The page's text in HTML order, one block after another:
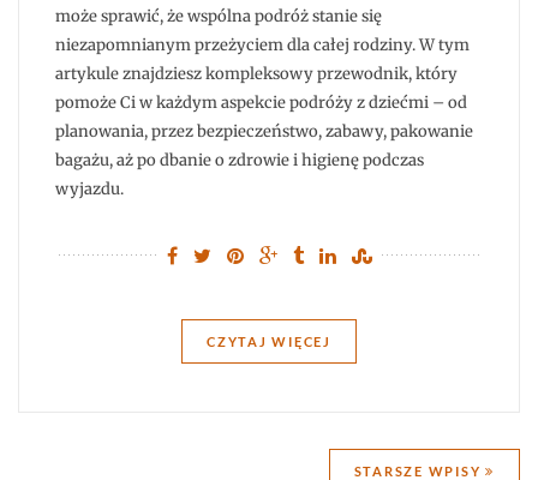
może sprawić, że wspólna podróż stanie się
niezapomnianym przeżyciem dla całej rodziny. W tym
artykule znajdziesz kompleksowy przewodnik, który
pomoże Ci w każdym aspekcie podróży z dziećmi – od
planowania, przez bezpieczeństwo, zabawy, pakowanie
bagażu, aż po dbanie o zdrowie i higienę podczas
wyjazdu.
CZYTAJ WIĘCEJ
STARSZE WPISY